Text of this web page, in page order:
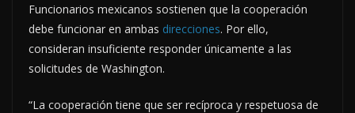
Funcionarios mexicanos sostienen que la cooperación
debe funcionar en ambas direcciones. Por ello,
consideran insuficiente responder únicamente a las
solicitudes de Washington.
“La cooperación tiene que ser recíproca y respetuosa de